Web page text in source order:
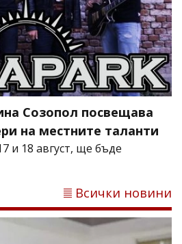
Созопол посвещава
на местните таланти
и 18 август, ще бъде
Всички новини